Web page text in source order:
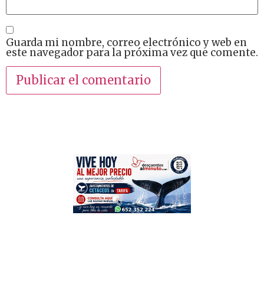
Guarda mi nombre, correo electrónico y web en
este navegador para la próxima vez que comente.